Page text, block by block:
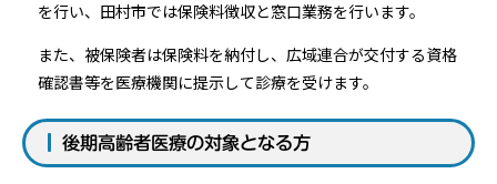
を行い、田村市では保険料徴収と窓口業務を行います。
また、被保険者は保険料を納付し、広域連合が交付する資格
確認書等を医療機関に提示して診療を受けます。
後期高齢者医療の対象となる方